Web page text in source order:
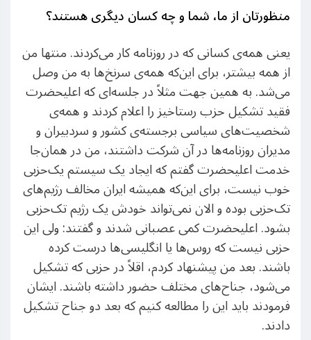
منظورتان از ما، شما و چه کسان دیگری هستند؟
یعنی همه‌ی کسانی که در روزنامه کار می‌کردند. منتها من
از همه بیشتر، برای این‌که همه‌ی سرنخ‌ها به من وصل
می‌شد. به همین جهت مثلاً در جلسه‌ای که اعلیحضرت
فقید تشکیل حزب رستاخیز را اعلام کردند و همه‌ی
شخصیت‌های سیاسی برجسته‌ی کشور و سردبیران و
مدیران روزنامه‌ها در آن شرکت داشتند، من در همان‌جا
خدمت اعلیحضرت گفتم که ایجاد یک سیستم یک‌حزبی
خوب نیست، برای این‌که همیشه ایران مخالف رژیم‌های
تک‌حزبی بوده و الان نمی‌تواند خودش یک رژیم تک‌حزبی
بشود. اعلیحضرت کمی عصبانی شدند و گفتند: ولی این
حزبی نیست که روس‌ها یا انگلیسی‌ها درست کرده
باشند. بعد من پیشنهاد کردم، اقلاً در حزبی که تشکیل
می‌شود، جناح‌های مختلف حضور داشته باشند. ایشان
فرمودند باید این را مطالعه کنیم که بعد دو جناح تشکیل
دادند.